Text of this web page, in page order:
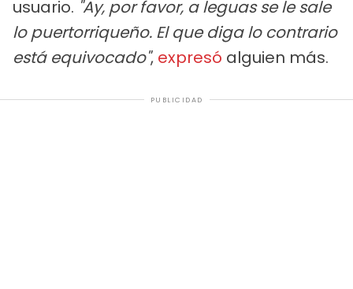
usuario. "Ay, por favor, a leguas se le sale
lo puertorriqueño. El que diga lo contrario
está equivocado", expresó alguien más.
PUBLICIDAD